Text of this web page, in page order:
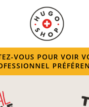
VOUS POUR VOIR